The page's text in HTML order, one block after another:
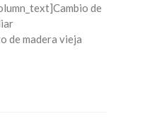
de
de madera vieja